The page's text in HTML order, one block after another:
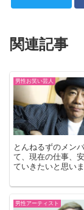
関連記事
男性お笑い芸人
とんねるずのメン
て、現在の仕事、
ていきたいと思い
男性アーティスト